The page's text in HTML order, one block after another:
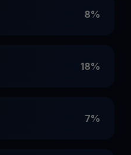
8%
18%
7%